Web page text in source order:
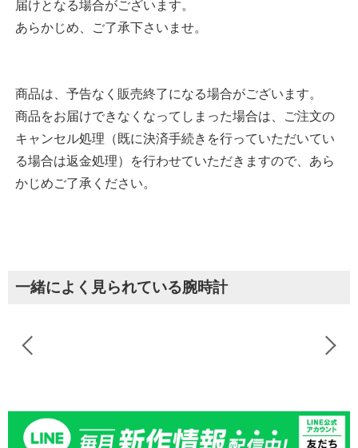
届けとなる場合がございます。
あらかじめ、ご了承下さいませ。
商品は、予告なく販売終了になる場合がございます。
商品をお届けできなくなってしまった場合は、ご注文の
キャンセル処理（既に決済手続きを行っていただいてい
る場合は返金処理）を行わせていただきますので、あら
かじめご了承ください。
一緒によく見られている腕時計